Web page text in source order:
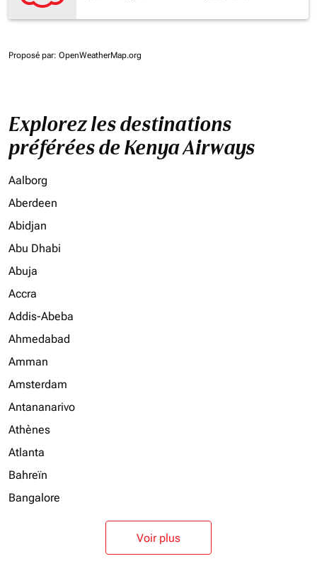
Proposé par: OpenWeatherMap.org
Explorez les destinations
préférées de Kenya Airways
Aalborg
Aberdeen
Abidjan
Abu Dhabi
Abuja
Accra
Addis-Abeba
Ahmedabad
Amman
Amsterdam
Antananarivo
Athènes
Atlanta
Bahreïn
Bangalore
Voir plus